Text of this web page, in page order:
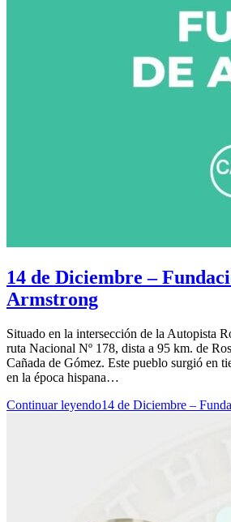
14 de Diciembre –
Armstrong
Situado en la intersección de la Autopista
ruta Nacional Nº 178, dista a 95 km. de
Cañada de Gómez. Este pueblo surgió en
en la época hispana…
Continuar leyendo14 de Diciembre –